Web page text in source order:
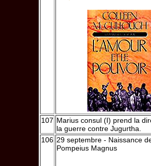
107 Marius consul (I) prend la
la guerre contre Jugurtha.
106 29 septembre - Naissance
Pompeius Magnus